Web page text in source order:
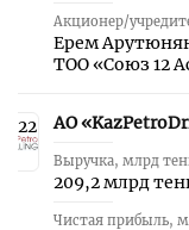
Акционер/
Ерем
ТОО «Союз 12
22 АО
Выручка, млрд
209,2 млрд
Чистая прибыль,